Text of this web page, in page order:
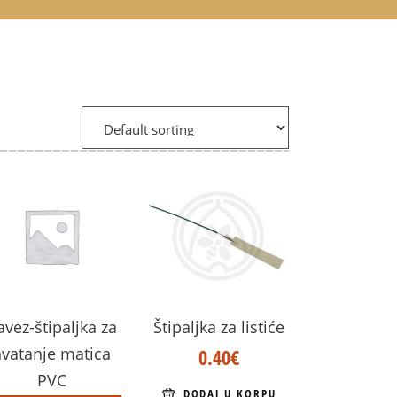
štipaljka za
matica
PVC
Štipaljka za listiće
0.40€
DODAJ U KORPU